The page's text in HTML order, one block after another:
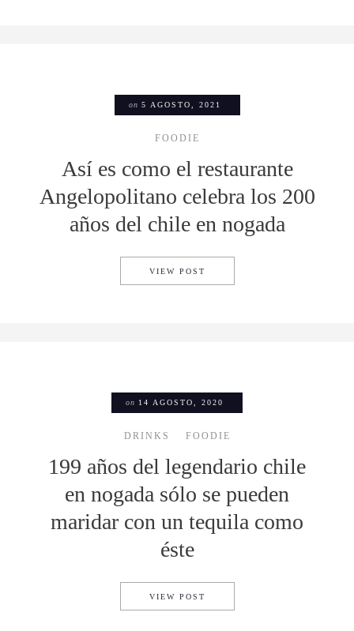
on 5 AGOSTO, 2021
FOODIE
Así es como el restaurante
Angelopolitano celebra los 200
años del chile en nogada
VIEW POST
on 14 AGOSTO, 2020
DRINKS FOODIE
199 años del legendario chile
en nogada sólo se pueden
maridar con un tequila como
éste
VIEW POST